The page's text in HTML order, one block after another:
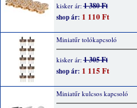
kisker ár:1 380 Ft
shop ár: 1 110 Ft
Miniatűr tolókapcsoló
kisker ár:1 305 Ft
shop ár: 1 115 Ft
Miniatűr kulcsos kapcsoló